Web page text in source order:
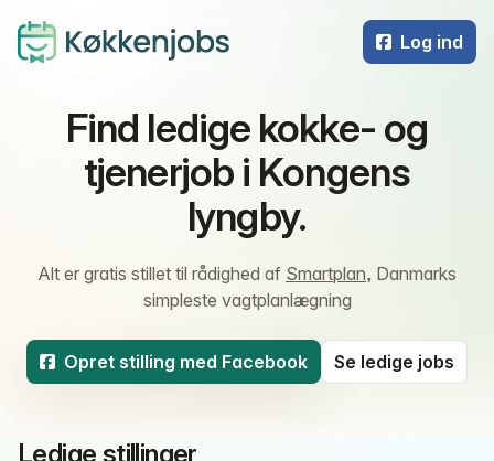
Log ind
Find ledige kokke- og
tjenerjob i Kongens
lyngby.
Alt er gratis stillet til rådighed af Smartplan, Danmarks
simpleste vagtplanlægning
Opret stilling med Facebook Se ledige jobs
Ledige stillinger